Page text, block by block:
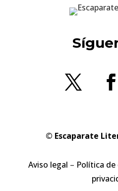
© Escaparate
Aviso legal – Política de